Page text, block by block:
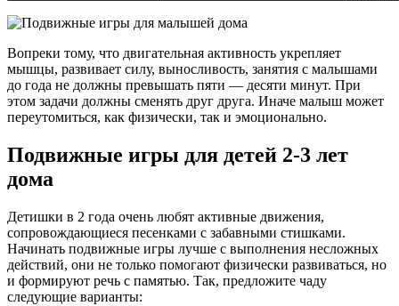
Вопреки тому, что двигательная активность укрепляет
мышцы, развивает силу, выносливость, занятия с малышами
до года не должны превышать пяти — десяти минут. При
этом задачи должны сменять друг друга. Иначе малыш может
переутомиться, как физически, так и эмоционально.
Подвижные игры для детей 2-3 лет
дома
Детишки в 2 года очень любят активные движения,
сопровождающиеся песенками с забавными стишками.
Начинать подвижные игры лучше с выполнения несложных
действий, они не только помогают физически развиваться, но
и формируют речь с памятью. Так, предложите чаду
следующие варианты: